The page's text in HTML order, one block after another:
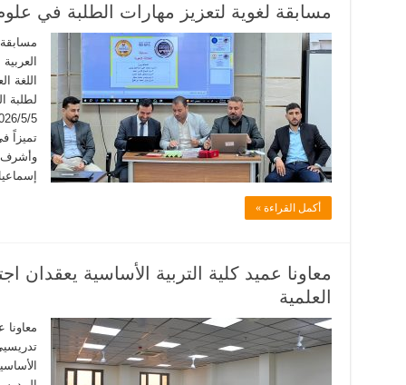
مسابقة لغوية لتعزيز مهارات الطلبة في علوم
اللغة
لطلبة
تميزاً
إسماعيل 2- م.د.
أكمل القراءة »
معاونا عميد كلية التربية الأساسية يعقدان
العلمية
معاونا